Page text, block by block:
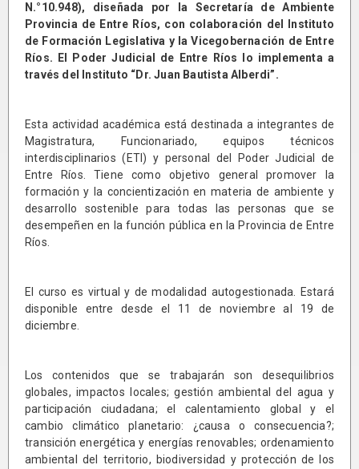
N.°10.948), diseñada por la Secretaría de Ambiente
Provincia de Entre Ríos, con colaboración del Instituto
de Formación Legislativa y la Vicegobernación de Entre
Ríos. El Poder Judicial de Entre Ríos lo implementa a
través del Instituto “Dr. Juan Bautista Alberdi”.
Esta actividad académica está destinada a integrantes de
Magistratura, Funcionariado, equipos técnicos
interdisciplinarios (ETI) y personal del Poder Judicial de
Entre Ríos. Tiene como objetivo general promover la
formación y la concientización en materia de ambiente y
desarrollo sostenible para todas las personas que se
desempeñen en la función pública en la Provincia de Entre
Ríos.
El curso es virtual y de modalidad autogestionada. Estará
disponible entre desde el 11 de noviembre al 19 de
diciembre.
Los contenidos que se trabajarán son desequilibrios
globales, impactos locales; gestión ambiental del agua y
participación ciudadana; el calentamiento global y el
cambio climático planetario: ¿causa o consecuencia?;
transición energética y energías renovables; ordenamiento
ambiental del territorio, biodiversidad y protección de los